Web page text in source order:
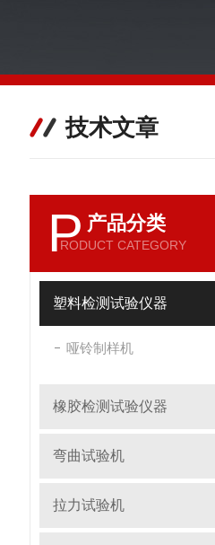
技术文章
P 产品分类
RODUCT CATEGORY
塑料检测试验仪器
哑铃制样机
橡胶检测试验仪器
弯曲试验机
拉力试验机